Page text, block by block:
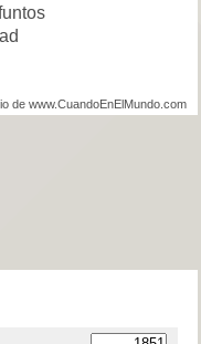
de www.CuandoEnElMundo.com